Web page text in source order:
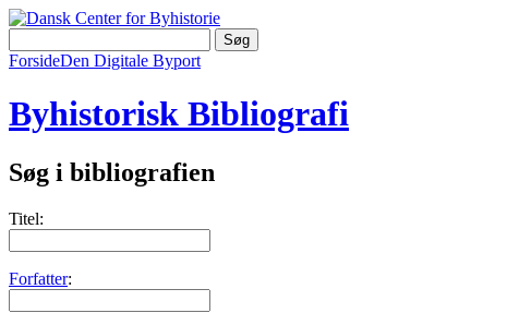
ForsideDen Digitale Byport
Byhistorisk Bibliografi
Søg i bibliografien
Titel:
Forfatter: